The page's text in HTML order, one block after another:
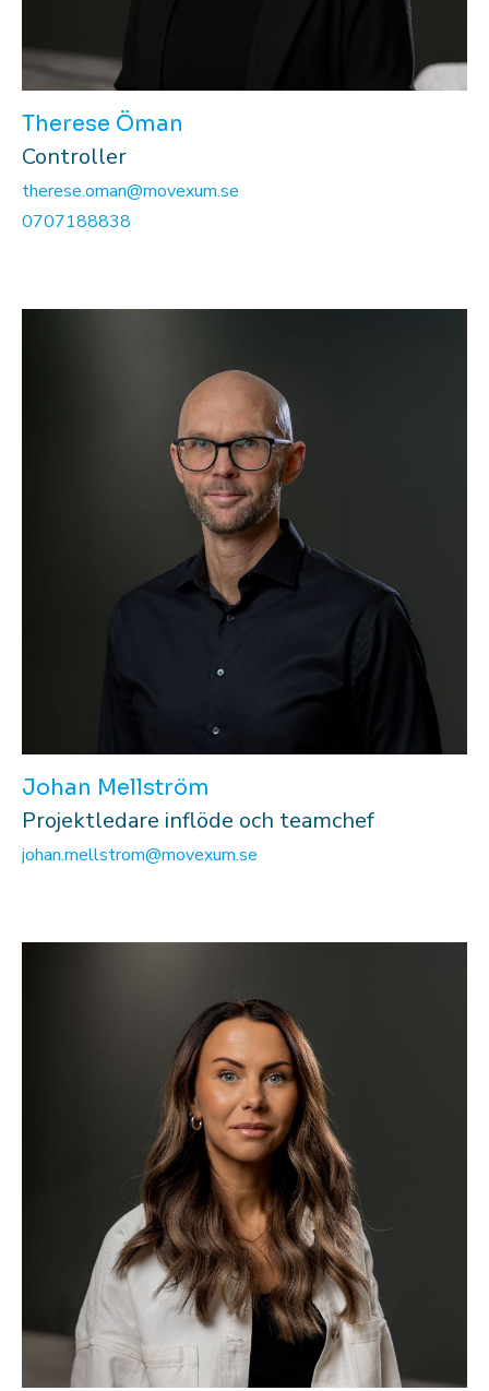
Therese Öman
Controller
therese.oman@movexum.se
0707188838
Johan Mellström
Projektledare inflöde och teamchef
johan.mellstrom@movexum.se